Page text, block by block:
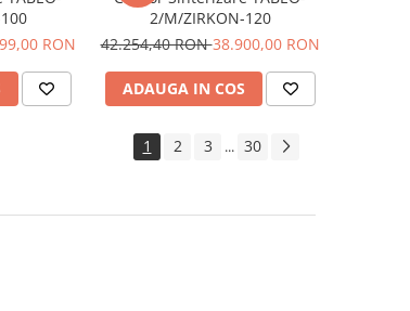
RON
2/M/ZIRKON-120
42.254,40 RON38.900,00 RON
ADAUGA IN COS
1 2 3 ... 30